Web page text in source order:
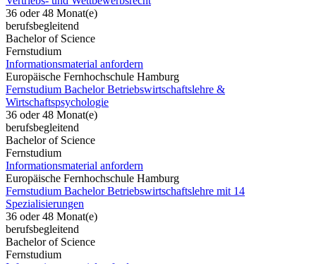
36 oder 48 Monat(e)
berufsbegleitend
Bachelor of Science
Fernstudium
Informationsmaterial anfordern
Europäische Fernhochschule Hamburg
Fernstudium Bachelor Betriebswirtschaftslehre &
Wirtschaftspsychologie
36 oder 48 Monat(e)
berufsbegleitend
Bachelor of Science
Fernstudium
Informationsmaterial anfordern
Europäische Fernhochschule Hamburg
Fernstudium Bachelor Betriebswirtschaftslehre mit 14
Spezialisierungen
36 oder 48 Monat(e)
berufsbegleitend
Bachelor of Science
Fernstudium